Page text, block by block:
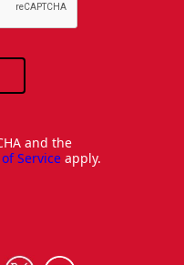
and the
Service apply.